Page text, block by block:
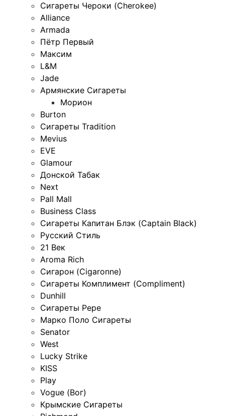
Сигареты Чероки (Cherokee)
Alliance
Armada
Пётр Первый
Максим
L&M
Jade
Армянские Сигареты
Морион
Burton
Сигареты Tradition
Mevius
EVE
Glamour
Донской Табак
Next
Pall Mall
Business Class
Сигареты Капитан Блэк (Captain Black)
Русский Стиль
21 Век
Aroma Rich
Сигарон (Cigaronne)
Сигареты Комплимент (Compliment)
Dunhill
Сигареты Pepe
Марко Поло Сигареты
Senator
West
Lucky Strike
KISS
Play
Vogue (Вог)
Крымские Сигареты